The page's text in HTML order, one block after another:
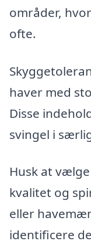
områder,
ofte.
haver med
Disse
svingel i
Husk at
kvalitet og
eller
identificere